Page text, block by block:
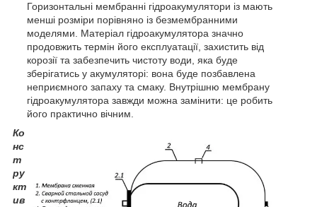
Горизонтальні мембранні гідроакумулятори із мають
менші розміри порівняно із безмембранними
моделями. Матеріал гідроакумулятора значно
продовжить термін його експлуатації, захистить від
корозії та забезпечить чистоту води, яка буде
зберігатись у акумуляторі: вона буде позбавлена
неприємного запаху та смаку. Внутрішню мембрану
гідроакумулятора завжди можна замінити: це робить
його практично вічним.
Ко
нс
т
ру
кт
ив